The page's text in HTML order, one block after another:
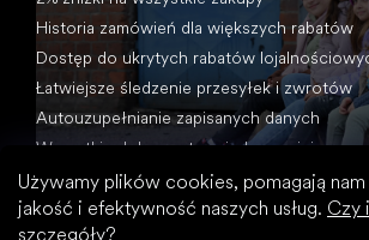
Używamy plików cookies, pomagają
jakość i efektywność naszych usług. Czy
szczegóły?
Historia zamówień dla większych rabatów
Dostęp do ukrytych rabatów
Łatwiejsze śledzenie przesyłek i zwrotów
Autouzupełnianie zapisanych danych
Wszystkie dokumenty w jednym miejscu